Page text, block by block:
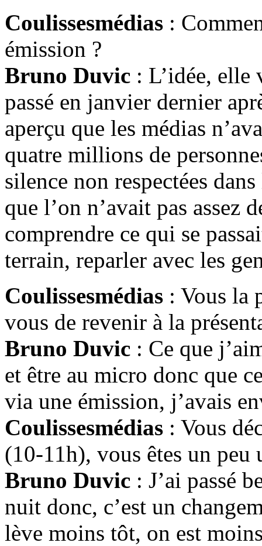
Coulissesmédias :
émission ?
Bruno Duvic : L’idée, elle
passé en janvier dernier
aperçu que les médias
quatre millions de
silence non respectées
que l’on n’avait pas assez
comprendre ce qui se
terrain, reparler avec les
Coulissesmédias : Vous la
vous de revenir à la
Bruno Duvic : Ce que
et être au micro donc que
via une émission, j’avais
Coulissesmédias : Vous
(10-11h), vous êtes un
Bruno Duvic : J’ai passé
nuit donc, c’est un
lève moins tôt, on est